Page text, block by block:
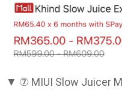
▼ ⑦ MIUI Slow Juicer